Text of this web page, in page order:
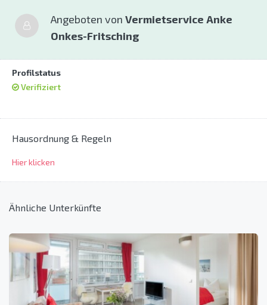
Angeboten von Vermietservice Anke
Onkes-Fritsching
Profilstatus
Verifiziert
Hausordnung & Regeln
Hier klicken
Ähnliche Unterkünfte